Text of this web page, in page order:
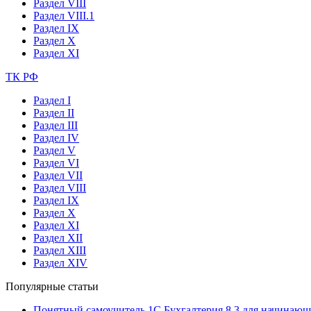
Раздел VIII
Раздел VIII.1
Раздел IX
Раздел X
Раздел XI
ТК РФ
Раздел I
Раздел II
Раздел III
Раздел IV
Раздел V
Раздел VI
Раздел VII
Раздел VIII
Раздел IX
Раздел X
Раздел XI
Раздел XII
Раздел XIII
Раздел XIV
Популярные статьи